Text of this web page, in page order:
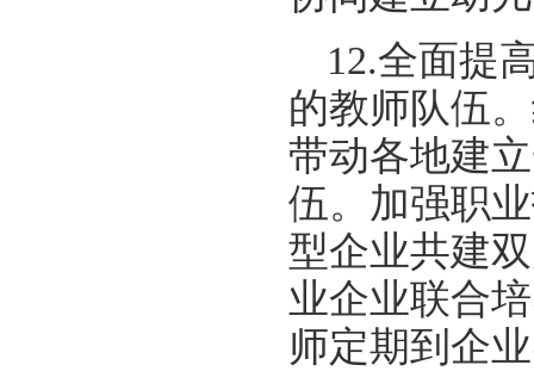
12.全面提
的教师队伍
带动各地建
伍。加强职
型企业共建
业企业联合
师定期到企